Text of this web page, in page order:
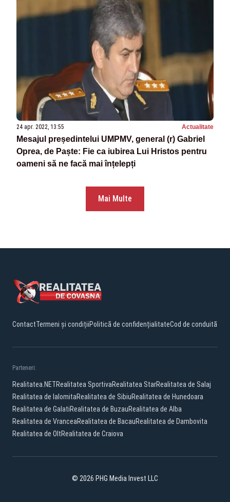
24 apr. 2022, 13:55 Actualitate
Mesajul președintelui UMPMV, general (r) Gabriel
Oprea, de Paște: Fie ca iubirea Lui Hristos pentru
oameni să ne facă mai înțelepți
Mai Multe
ContactTermeni și condițiiPolitică de confidențialitateCod de conduită
Parteneri:
Realitatea.NETRealitatea SportivaRealitatea StarRealitatea de Salaj
Realitatea de IalomitaRealitatea de SibiuRealitatea de Hunedoara
Realitatea de GalatiRealitatea de BuzauRealitatea de Alba
Realitatea de VranceaRealitatea de BacauRealitatea de Dambovita
Realitatea de OltRealitatea de Craiova
© 2026 PHG Media Invest LLC